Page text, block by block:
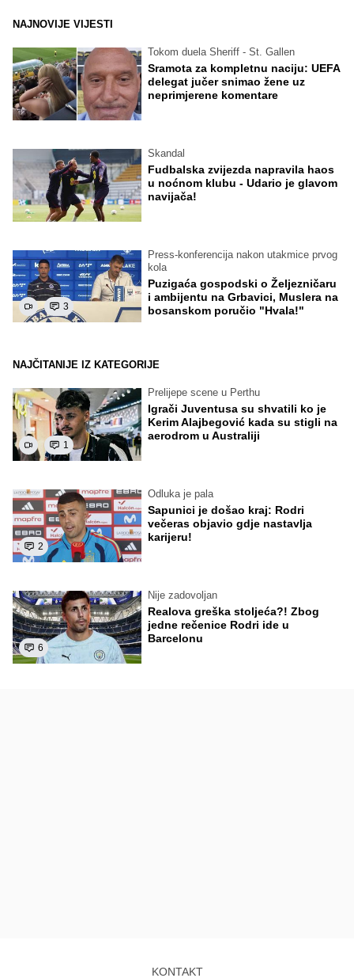
NAJNOVIJE VIJESTI
Tokom duela Sheriff - St. Gallen
Sramota za kompletnu naciju: UEFA
delegat jučer snimao žene uz
neprimjerene komentare
Skandal
Fudbalska zvijezda napravila haos
u noćnom klubu - Udario je glavom
navijača!
3
Press-konferencija nakon utakmice prvog
kola
Puzigaća gospodski o Željezničaru
i ambijentu na Grbavici, Muslera na
bosanskom poručio "Hvala!"
NAJČITANIJE IZ KATEGORIJE
1
Prelijepe scene u Perthu
Igrači Juventusa su shvatili ko je
Kerim Alajbegović kada su stigli na
aerodrom u Australiji
2
Odluka je pala
Sapunici je došao kraj: Rodri
večeras objavio gdje nastavlja
karijeru!
6
Nije zadovoljan
Realova greška stoljeća?! Zbog
jedne rečenice Rodri ide u
Barcelonu
KONTAKT